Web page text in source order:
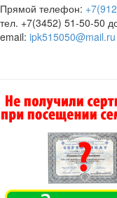
Прямой телефон:
тел. +7(3452) 51-50-50
email: ipk515050@mail.ru